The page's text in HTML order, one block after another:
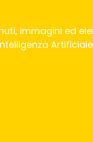
immagini ed